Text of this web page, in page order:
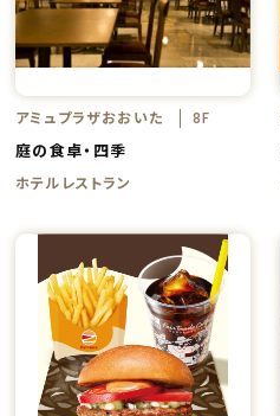
アミュプラザおおいた 8F
庭の食卓・四季
ホテルレストラン